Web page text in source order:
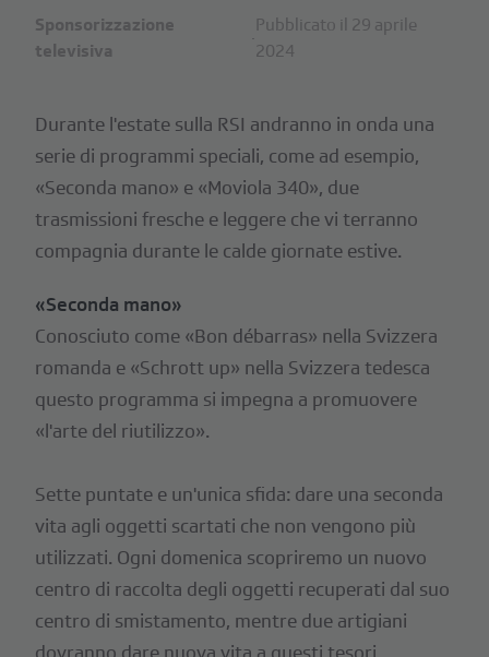
Sponsorizzazione
televisiva
·
Pubblicato il 29 aprile
2024
Durante l'estate sulla RSI andranno in onda una
serie di programmi speciali, come ad esempio,
«Seconda mano» e «Moviola 340», due
trasmissioni fresche e leggere che vi terranno
compagnia durante le calde giornate estive.
«Seconda mano»
Conosciuto come «Bon débarras» nella Svizzera
romanda e «Schrott up» nella Svizzera tedesca
questo programma si impegna a promuovere
«l'arte del riutilizzo».
Sette puntate e un'unica sfida: dare una seconda
vita agli oggetti scartati che non vengono più
utilizzati. Ogni domenica scopriremo un nuovo
centro di raccolta degli oggetti recuperati dal suo
centro di smistamento, mentre due artigiani
dovranno dare nuova vita a questi tesori